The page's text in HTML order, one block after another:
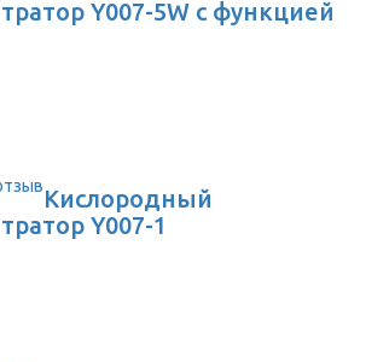
Y007-5W с функцией
Кислородный
Y007-1